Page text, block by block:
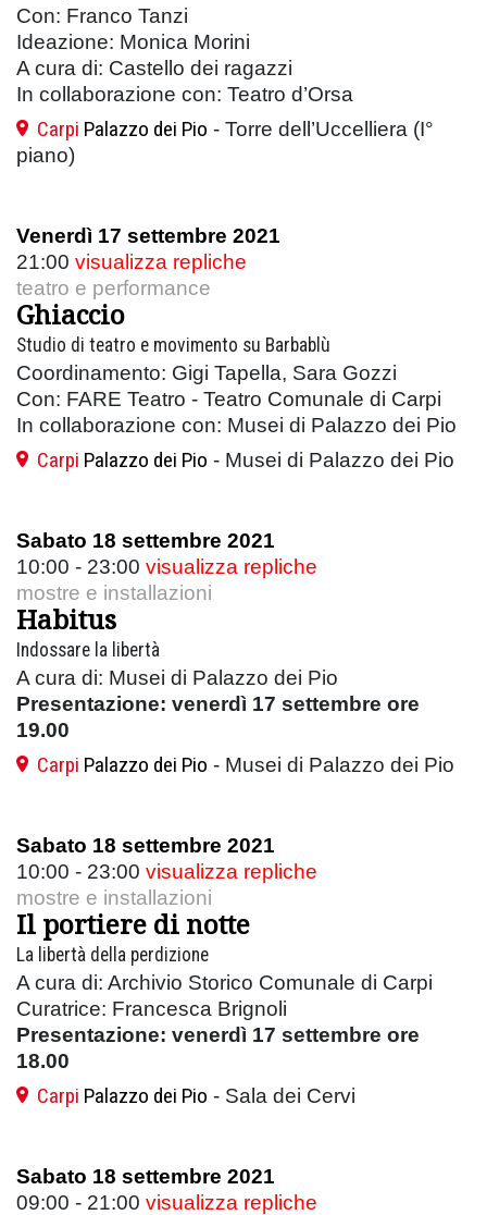
Con: Franco Tanzi
Ideazione: Monica Morini
A cura di: Castello dei ragazzi
In collaborazione con: Teatro d’Orsa
Carpi Palazzo dei Pio - Torre dell’Uccelliera (I°
piano)
Venerdì 17 settembre 2021
21:00 visualizza repliche
teatro e performance
Ghiaccio
Studio di teatro e movimento su Barbablù
Coordinamento: Gigi Tapella, Sara Gozzi
Con: FARE Teatro - Teatro Comunale di Carpi
In collaborazione con: Musei di Palazzo dei Pio
Carpi Palazzo dei Pio - Musei di Palazzo dei Pio
Sabato 18 settembre 2021
10:00 - 23:00 visualizza repliche
mostre e installazioni
Habitus
Indossare la libertà
A cura di: Musei di Palazzo dei Pio
Presentazione: venerdì 17 settembre ore
19.00
Carpi Palazzo dei Pio - Musei di Palazzo dei Pio
Sabato 18 settembre 2021
10:00 - 23:00 visualizza repliche
mostre e installazioni
Il portiere di notte
La libertà della perdizione
A cura di: Archivio Storico Comunale di Carpi
Curatrice: Francesca Brignoli
Presentazione: venerdì 17 settembre ore
18.00
Carpi Palazzo dei Pio - Sala dei Cervi
Sabato 18 settembre 2021
09:00 - 21:00 visualizza repliche